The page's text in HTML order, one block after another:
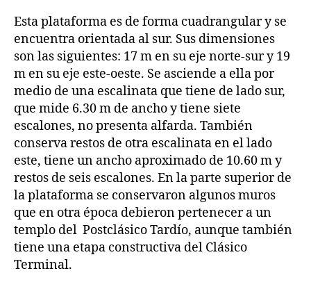
Esta plataforma es de forma cuadrangular y se
encuentra orientada al sur. Sus dimensiones
son las siguientes: 17 m en su eje norte-sur y 19
m en su eje este-oeste. Se asciende a ella por
medio de una escalinata que tiene de lado sur,
que mide 6.30 m de ancho y tiene siete
escalones, no presenta alfarda. También
conserva restos de otra escalinata en el lado
este, tiene un ancho aproximado de 10.60 m y
restos de seis escalones. En la parte superior de
la plataforma se conservaron algunos muros
que en otra época debieron pertenecer a un
templo del Postclásico Tardío, aunque también
tiene una etapa constructiva del Clásico
Terminal.